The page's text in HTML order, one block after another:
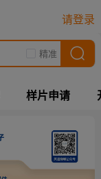
请登录
精准
样片申请